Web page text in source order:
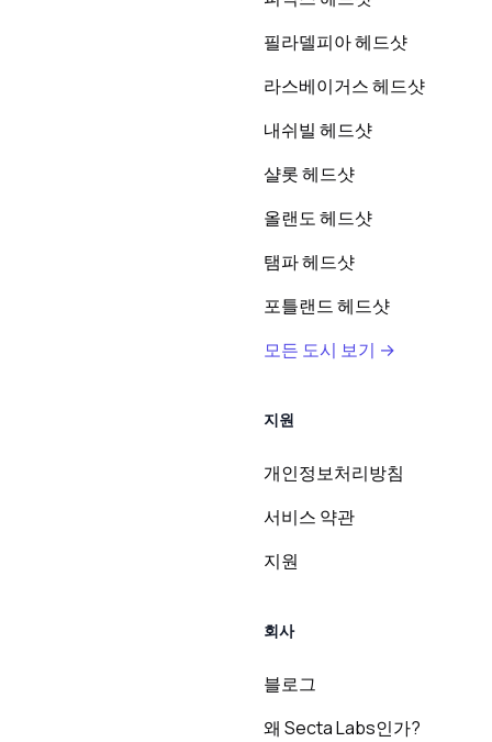
필라델피아 헤드샷
라스베이거스 헤드샷
내쉬빌 헤드샷
샬롯 헤드샷
올랜도 헤드샷
탬파 헤드샷
포틀랜드 헤드샷
모든 도시 보기 →
지원
개인정보처리방침
서비스 약관
지원
회사
블로그
왜 Secta Labs인가?